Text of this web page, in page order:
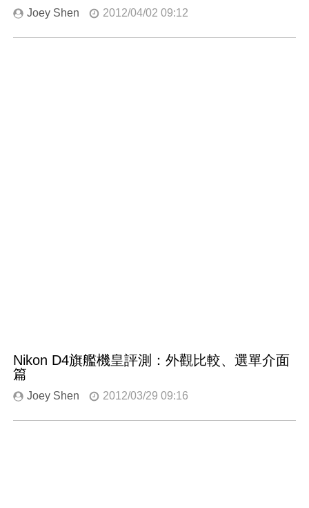
Joey Shen 2012/04/02 09:12
Nikon D4旗艦機皇評測：外觀比較、選單介面
篇
Joey Shen 2012/03/29 09:16